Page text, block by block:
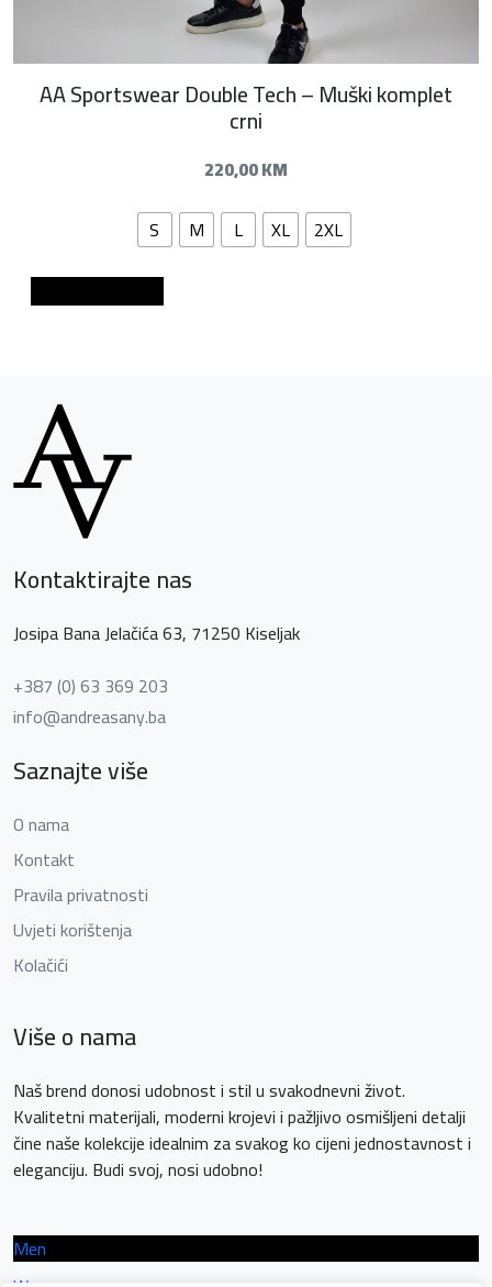
AA Sportswear Double Tech – Muški komplet
crni
220,00KM
S
M L XL
2XL
Kontaktirajte nas
Josipa Bana Jelačića 63, 71250 Kiseljak
+387 (0) 63 369 203
info@andreasany.ba
Saznajte više
O nama
Kontakt
Pravila privatnosti
Uvjeti korištenja
Kolačići
Više o nama
Naš brend donosi udobnost i stil u svakodnevni život.
Kvalitetni materijali, moderni krojevi i pažljivo osmišljeni detalji
čine naše kolekcije idealnim za svakog ko cijeni jednostavnost i
eleganciju. Budi svoj, nosi udobno!
Men